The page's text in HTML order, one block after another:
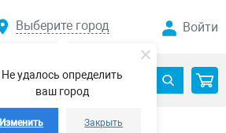
Не удалось определить
ваш город
Изменить Закрыть
Выберите город Войти